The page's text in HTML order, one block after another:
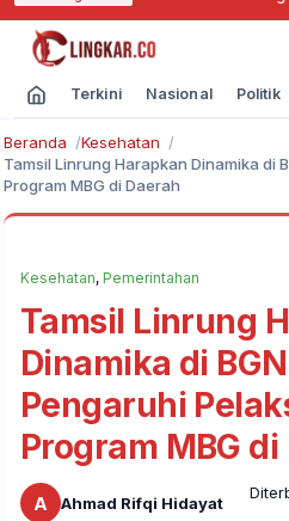
Terkini Nasional Politik
Beranda
Kesehatan
Tamsil Linrung Harapkan Dinamika di
Program MBG di Daerah
Kesehatan, Pemerintahan
Tamsil Linrung
Dinamika di
Pengaruhi
Program MBG di
A Ahmad Rifqi Hidayat